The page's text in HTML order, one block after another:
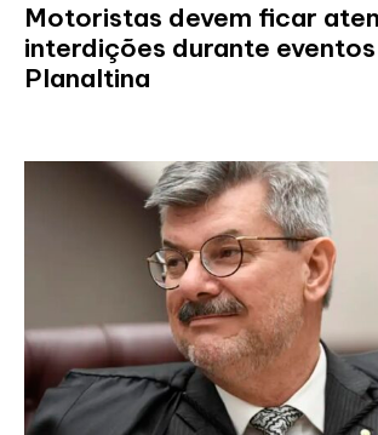
Motoristas devem ficar
interdições durante
Planaltina